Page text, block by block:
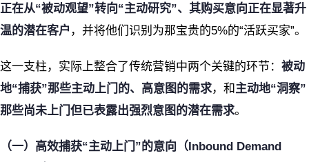
正在从“被动观望”转向“主动研究”、其购买意向正在显著升
温的潜在客户 ，并将他们识别为那宝贵的5%的“活跃买家”。
这一支柱，实际上整合了传统营销中两个关键的环节： 被动
地“捕获”那些主动上门的、高意图的需求，和 主动地“洞察”
那些尚未上门但已表露出强烈意图的潜在需求。
（一）高效捕获“主动上门”的意向（Inbound Demand